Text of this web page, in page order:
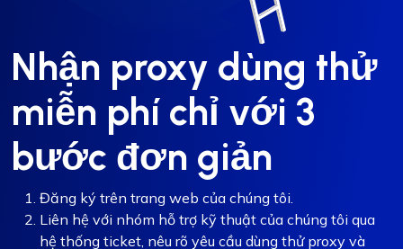
Nhận proxy dùng thử
miễn phí chỉ với 3
bước đơn giản
Đăng ký trên trang web của chúng tôi.
Liên hệ với nhóm hỗ trợ kỹ thuật của chúng tôi qua
hệ thống ticket, nêu rõ yêu cầu dùng thử proxy và